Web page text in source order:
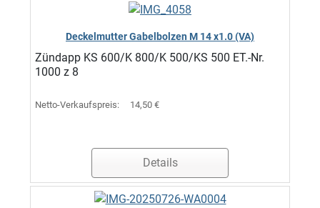
Deckelmutter Gabelbolzen M 14 x1.0 (VA)
Zündapp KS 600/K 800/K 500/KS 500 ET.-Nr.
1000 z 8
Netto-Verkaufspreis: 14,50 €
Details